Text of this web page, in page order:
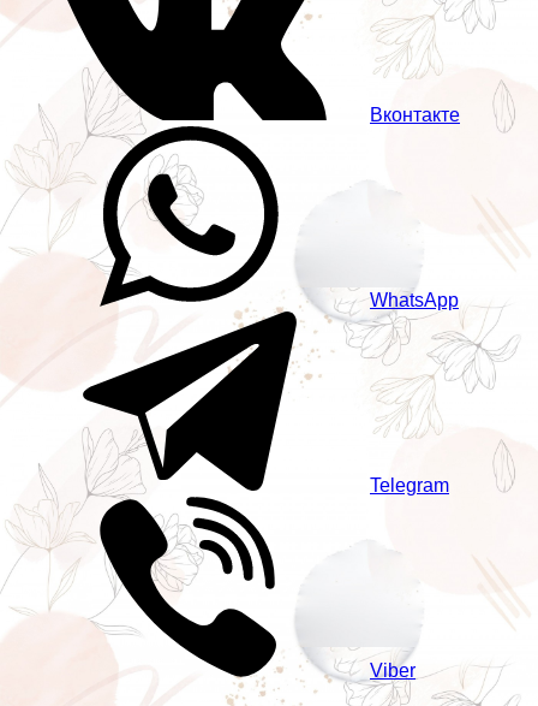
Вконтакте
WhatsApp
Telegram
Viber